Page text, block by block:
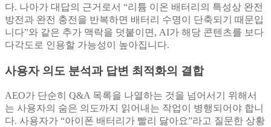
다. 나아가 대답의 근거로서 “리튬 이온 배터리의 특성상 완전
방전과 완전 충전을 반복하면 배터리 수명이 단축되기 때문입
니다”와 같은 추가 맥락을 덧붙이면, AI가 해당 콘텐츠를 보다
다각도로 인용할 가능성이 높아집니다.
사용자 의도 분석과 답변 최적화의 결합
AEO가 단순히 Q&A 목록을 나열하는 것을 넘어서기 위해서
는 사용자의 숨은 의도까지 읽어내는 작업이 병행되어야 합니
다. 사용자가 “아이폰 배터리가 빨리 닳아요”라고 질문한 상황